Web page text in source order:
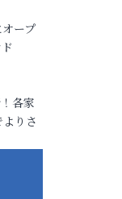
ープ
各家
りさ